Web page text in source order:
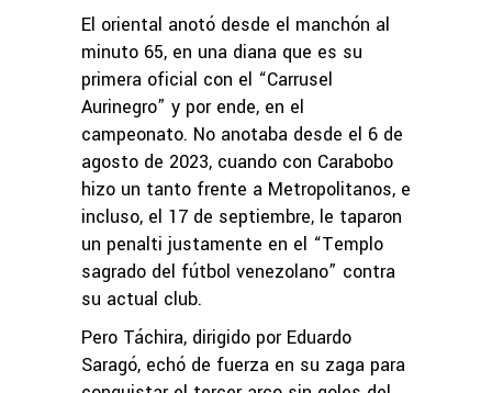
El oriental anotó desde el manchón al
minuto 65, en una diana que es su
primera oficial con el “Carrusel
Aurinegro” y por ende, en el
campeonato. No anotaba desde el 6 de
agosto de 2023, cuando con Carabobo
hizo un tanto frente a Metropolitanos, e
incluso, el 17 de septiembre, le taparon
un penalti justamente en el “Templo
sagrado del fútbol venezolano” contra
su actual club.
Pero Táchira, dirigido por Eduardo
Saragó, echó de fuerza en su zaga para